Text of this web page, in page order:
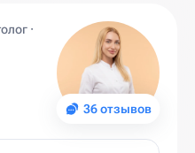
36 отзывов
·